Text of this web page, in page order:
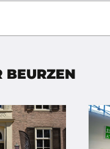
BEURZEN